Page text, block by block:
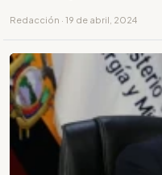
Redacción · 19 de abril, 2024